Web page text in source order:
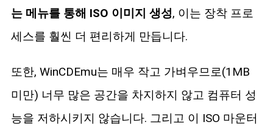
는 메뉴를 통해 ISO 이미지 생성, 이는 장착 프로
세스를 훨씬 더 편리하게 만듭니다.
또한, WinCDEmu는 매우 작고 가벼우므로(1MB
미만) 너무 많은 공간을 차지하지 않고 컴퓨터 성
능을 저하시키지 않습니다. 그리고 이 ISO 마운터